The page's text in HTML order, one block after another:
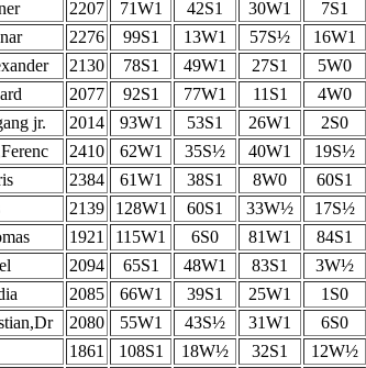
2207 71W1 42S1 30W1 7S1
2276 99S1 13W1 57S½ 16W1
2130 78S1 49W1 27S1 5W0
2077 92S1 77W1 11S1 4W0
jr. 2014 93W1 53S1 26W1 2S0
2410 62W1 35S½ 40W1 19S½
2384 61W1 38S1 8W0 60S1
2139 128W1 60S1 33W½ 17S½
1921 115W1 6S0 81W1 84S1
2094 65S1 48W1 83S1 3W½
2085 66W1 39S1 25W1 1S0
2080 55W1 43S½ 31W1 6S0
1861 108S1 18W½ 32S1 12W½